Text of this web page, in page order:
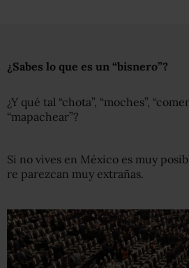
¿Sabes lo que es un “bisnero”?
¿Y qué tal “chota”, “moches”,
“mapachear”?
Si no vives en México es muy
re parezcan muy extrañas.